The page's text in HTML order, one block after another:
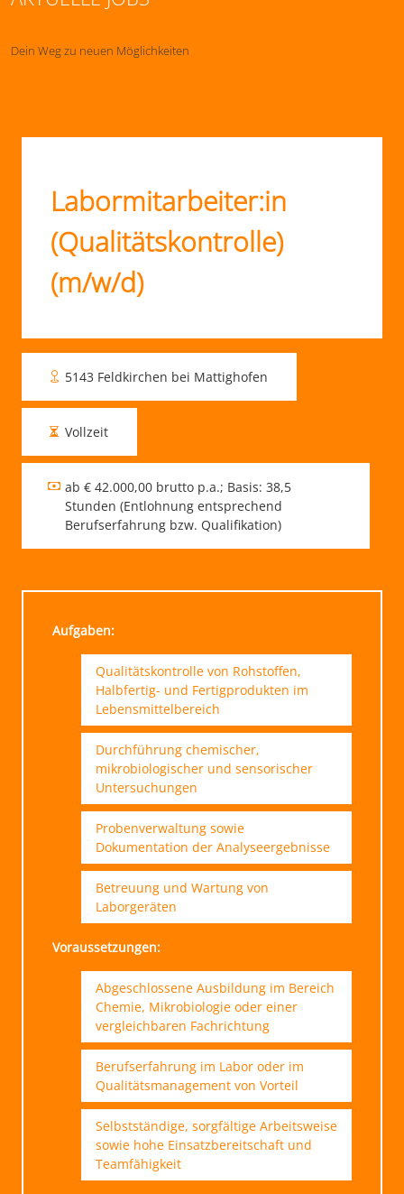
Dein Weg zu neuen Möglichkeiten
Labormitarbeiter:in
(Qualitätskontrolle)
(m/w/d)
5143 Feldkirchen bei Mattighofen
Vollzeit
ab € 42.000,00 brutto p.a.; Basis: 38,5
Stunden (Entlohnung entsprechend
Berufserfahrung bzw. Qualifikation)
Aufgaben:
Qualitätskontrolle von Rohstoffen,
Halbfertig- und Fertigprodukten im
Lebensmittelbereich
Durchführung chemischer,
mikrobiologischer und sensorischer
Untersuchungen
Probenverwaltung sowie
Dokumentation der Analyseergebnisse
Betreuung und Wartung von
Laborgeräten
Voraussetzungen:
Abgeschlossene Ausbildung im Bereich
Chemie, Mikrobiologie oder einer
vergleichbaren Fachrichtung
Berufserfahrung im Labor oder im
Qualitätsmanagement von Vorteil
Selbstständige, sorgfältige Arbeitsweise
sowie hohe Einsatzbereitschaft und
Teamfähigkeit